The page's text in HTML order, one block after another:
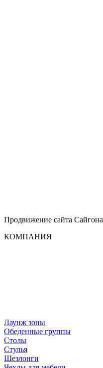
Продвижение сайта Сайгона
КОМПАНИЯ
Лаунж зоны
Обеденные группы
Столы
Стулья
Шезлонги